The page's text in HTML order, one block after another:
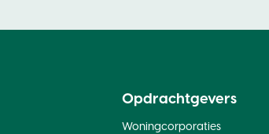
Opdrachtgevers
Woningcorporaties